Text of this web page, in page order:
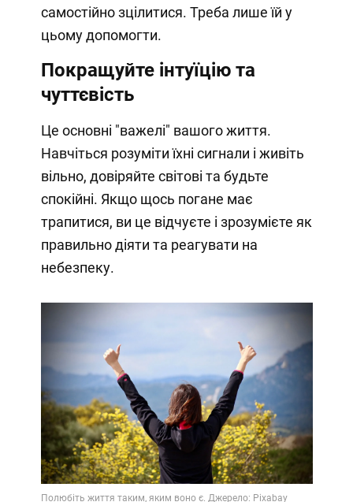
самостійно зцілитися. Треба лише їй у
цьому допомогти.
Покращуйте інтуїцію та
чуттєвість
Це основні "важелі" вашого життя.
Навчіться розуміти їхні сигнали і живіть
вільно, довіряйте світові та будьте
спокійні. Якщо щось погане має
трапитися, ви це відчуєте і зрозумієте як
правильно діяти та реагувати на
небезпеку.